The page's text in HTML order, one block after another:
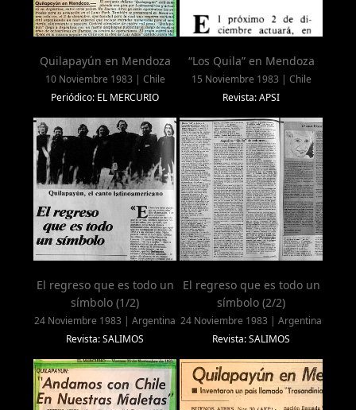
Quilapayún en Mendoza
10 Noviembre 1983 | Chile
Periódico: EL MERCURIO
“Los Quila” en Mendoza
15 Noviembre 1983 | Chile
Revista: APSI
El regreso que es todo un
símbolo (1/2)
24 Noviembre 1983 | Argentina
Revista: SALIMOS
El regreso que es todo un
símbolo (2/2)
24 Noviembre 1983 | Argentina
Revista: SALIMOS